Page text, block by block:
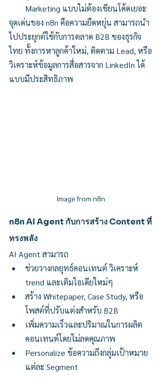
Marketing แบบไม่ต้องเขียนโค้ดเยอะ
จุดเด่นของ n8n คือความยืดหยุ่น สามารถนำ
ไปประยุกต์ใช้กับการตลาด B2B ของธุรกิจ
ไทย ทั้งการหาลูกค้าใหม่, ติดตาม Lead, หรือ
วิเคราะห์ข้อมูลการสื่อสารจาก LinkedIn ได้
แบบมีประสิทธิภาพ
Image from n8n
n8n AI Agent กับการสร้าง Content ที่
ทรงพลัง
AI Agent สามารถ
ช่วยวางกลยุทธ์คอนเทนต์​ วิเคราะห์
trend และเติมไอเดียใหม่ๆ
สร้าง Whitepaper, Case Study, หรือ
โพสต์ที่ปรับแต่งสำหรับ B2B
เพิ่มความเร็วและปริมาณในการผลิต
คอนเทนต์โดยไม่ลดคุณภาพ
Personalize ข้อความถึงกลุ่มเป้าหมาย
แต่ละ Segment